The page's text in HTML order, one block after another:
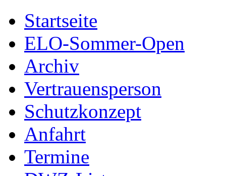
Startseite
ELO-Sommer-Open
Archiv
Vertrauensperson
Schutzkonzept
Anfahrt
Termine